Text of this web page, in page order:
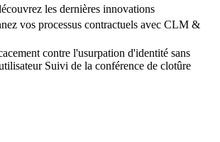
les dernières innovations
vos processus contractuels avec CLM &
contre l'usurpation d'identité sans
Suivi de la conférence de clotûre